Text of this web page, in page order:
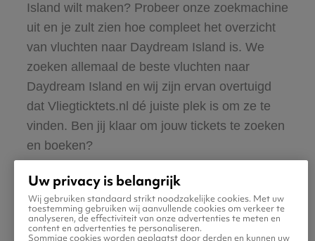
Island wilt maken? Probeer onze zoekmachine
uit en je zult zien hoe compleet het overzicht
van vluchten naar Daydream Island is. We
zoeken allemaal de beste vluchten naar
Daydream Island en wij zijn ervan overtuigd
dat Vliegticktets.nl dé juiste plek is om ze te
vinden. Ben jij klaar om jouw tickets te zoeken
en boeken?
Uw privacy is belangrijk
Wij gebruiken standaard strikt noodzakelijke cookies. Met uw
toestemming gebruiken wij aanvullende cookies om verkeer te
analyseren, de effectiviteit van onze advertenties te meten en
content en advertenties te personaliseren.
Sommige cookies worden geplaatst door derden en kunnen uw